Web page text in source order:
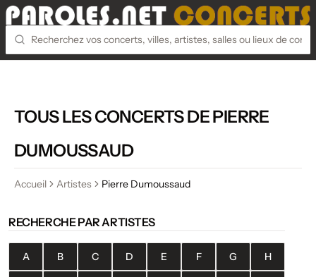
TOUS LES CONCERTS DE PIERRE
DUMOUSSAUD
Accueil Artistes Pierre Dumoussaud
RECHERCHE PAR ARTISTES
A B C D E F G H